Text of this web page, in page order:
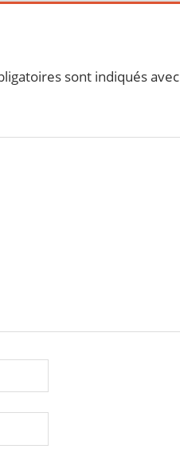
sont indiqués avec